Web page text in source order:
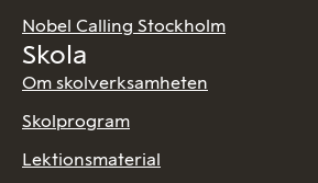
Nobel Calling Stockholm
Skola
Om skolverksamheten
Skolprogram
Lektionsmaterial